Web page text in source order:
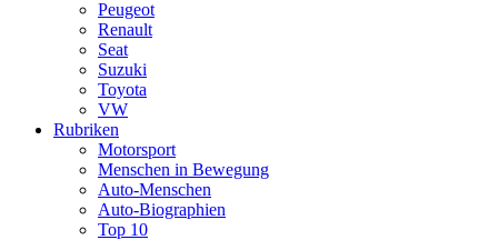
Peugeot
Renault
Seat
Suzuki
Toyota
VW
Rubriken
Motorsport
Menschen in Bewegung
Auto-Menschen
Auto-Biographien
Top 10